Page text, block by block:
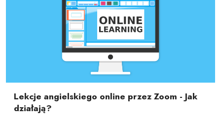
Lekcje angielskiego online przez Zoom - Jak
działają?